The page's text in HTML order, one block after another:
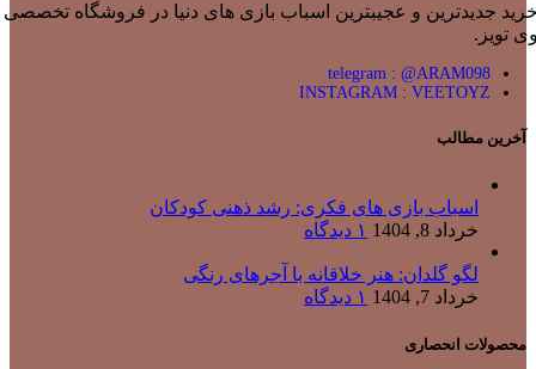
جدیدترین و عجیبترین اسباب بازی های دنیا در فروشگاه تخصصی
تویز.
telegram : @ARAM098
INSTAGRAM : VEETOYZ
آخرین مطالب
اسباب بازی های فکری: رشد ذهنی کودکان
خرداد 8, 1404
۱ دیدگاه
لگو گلدان: هنر خلاقانه با آجرهای رنگی
خرداد 7, 1404
۱ دیدگاه
محصولات انحصاری